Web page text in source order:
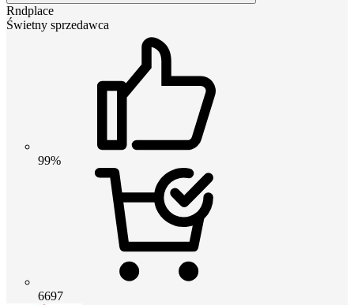
Rndplace
Świetny sprzedawca
99%
6697